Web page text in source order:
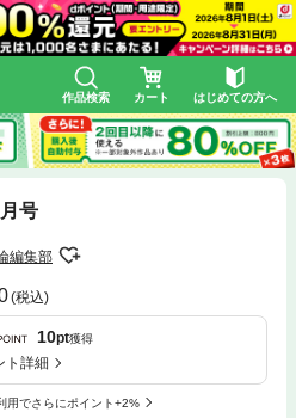
作品検索 カート はじめての方へ
号
編集部
(税込)
10pt獲得
ト詳細
用でさらにポイント+2%